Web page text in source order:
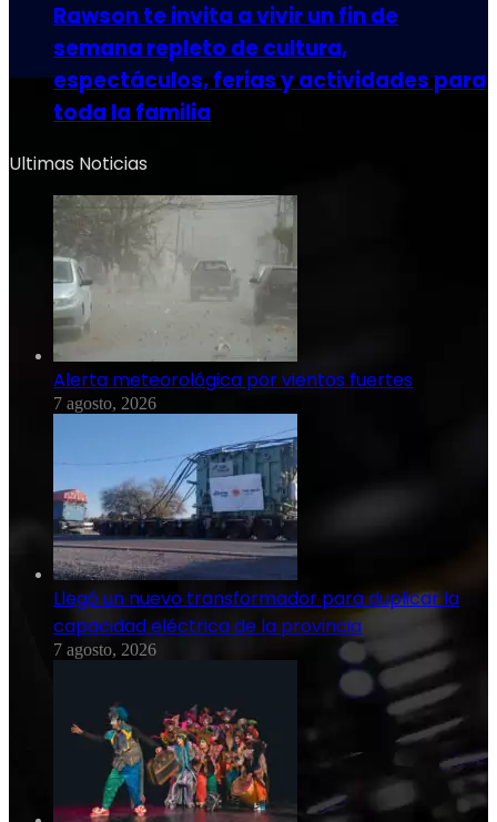
Rawson te invita a vivir un fin de
semana repleto de cultura,
espectáculos, ferias y actividades para
toda la familia
Ultimas Noticias
Alerta meteorológica por vientos fuertes
7 agosto, 2026
Llegó un nuevo transformador para duplicar la
capacidad eléctrica de la provincia
7 agosto, 2026